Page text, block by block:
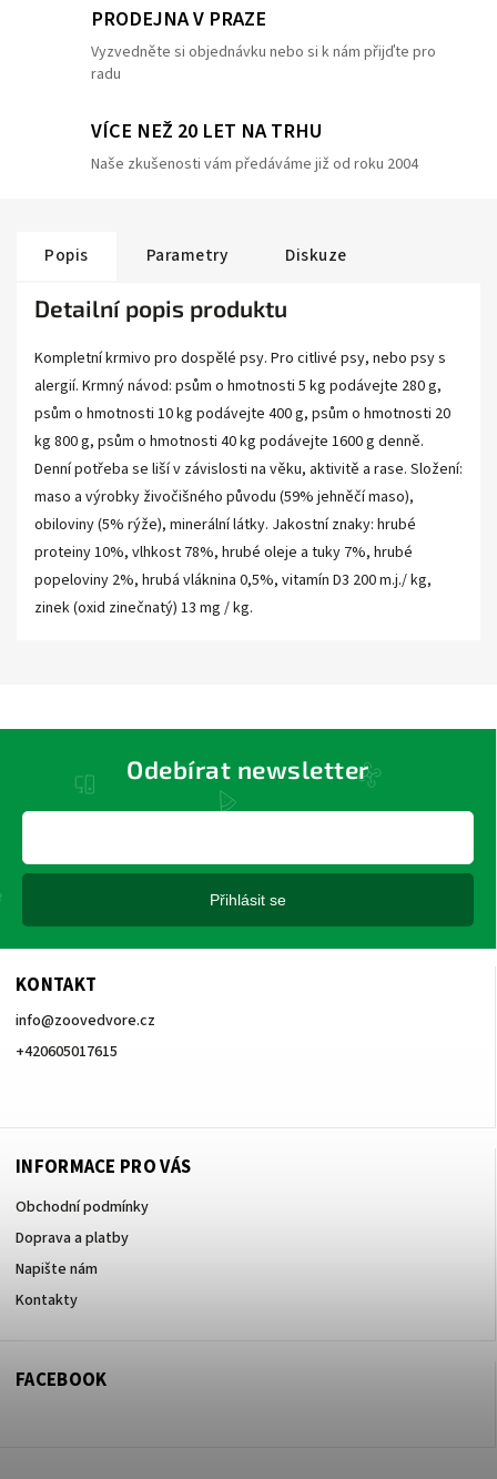
PRODEJNA V PRAZE
Vyzvedněte si objednávku nebo si k nám přijďte pro
radu
VÍCE NEŽ 20 LET NA TRHU
Naše zkušenosti vám předáváme již od roku 2004
Popis Parametry Diskuze
Detailní popis produktu
Kompletní krmivo pro dospělé psy. Pro citlivé psy, nebo psy s
alergií. Krmný návod: psům o hmotnosti 5 kg podávejte 280 g,
psům o hmotnosti 10 kg podávejte 400 g, psům o hmotnosti 20
kg 800 g, psům o hmotnosti 40 kg podávejte 1600 g denně.
Denní potřeba se liší v závislosti na věku, aktivitě a rase. Složení:
maso a výrobky živočišného původu (59% jehněčí maso),
obiloviny (5% rýže), minerální látky. Jakostní znaky: hrubé
proteiny 10%, vlhkost 78%, hrubé oleje a tuky 7%, hrubé
popeloviny 2%, hrubá vláknina 0,5%, vitamín D3 200 m.j./ kg,
zinek (oxid zinečnatý) 13 mg / kg.
KONTAKT
info@zoovedvore.cz
+420605017615
INFORMACE PRO VÁS
Obchodní podmínky
Doprava a platby
Napište nám
Kontakty
Odebírat newsletter
Přihlásit se
FACEBOOK